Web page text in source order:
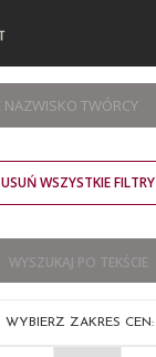
USUŃ WSZYSTKIE FILTRY
WYBIERZ ZAKRES CEN: